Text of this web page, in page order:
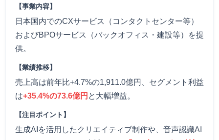
【事業内容】
日本国内でのCXサービス（コンタクトセンター等）
およびBPOサービス（バックオフィス・建設等）を提
供。
【業績推移】
売上高は前年比+4.7%の1,911.0億円、セグメント利益
は+35.4%の73.6億円 と大幅増益。
【注目ポイント】
生成AIを活用したクリエイティブ制作や、音声認識AI